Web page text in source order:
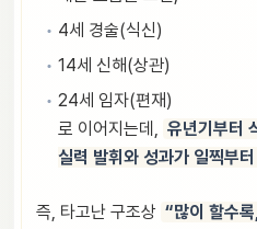
4세 경술(식신)
14세 신해(상관)
24세 임자(편재)
로 이어지는데, 유년기부터
실력 발휘와 성과가 일찍부
즉, 타고난 구조상 “많이 할수